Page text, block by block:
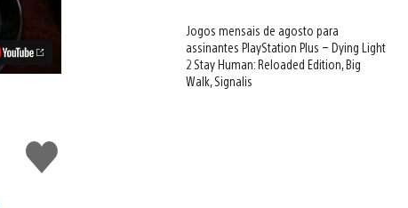
Curtir
Jogos mensais de agosto para
assinantes PlayStation Plus – Dying Light
2 Stay Human: Reloaded Edition, Big
Walk, Signalis